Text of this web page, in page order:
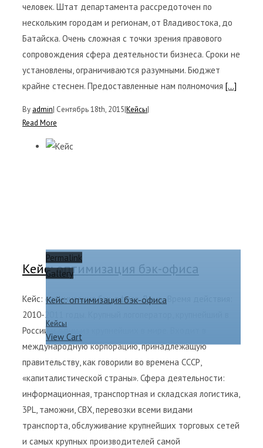
человек. Штат департамента рассредоточен по
нескольким городам и регионам, от Владивостока, до
Батайска. Очень сложная с точки зрения правового
сопровождения сфера деятельности бизнеса. Сроки не
установлены, ограничиваются разумными. Бюджет
крайне стеснен. Предоставленные нам полномочия [...]
By admin| Сентябрь 18th, 2015|Кейсы|
Read More
Permalink
Gallery
Кейс: оптимизация бэк-офиса
Кейсы
View Cart
Кейс: оптимизация бэк-офиса
Кейс: оптимизация бэк-офиса Дано: Время действия:
2010-2011 годы. Крупный логоператор, крупнейший в
России и один из крупнейших в мире. Входит в
международную корпорацию, принадлежащую
правительству, как говорили во времена СССР,
«капиталистической страны». Сфера деятельности:
информационная, транспортная и складская логистика,
3PL, таможни, СВХ, перевозки всеми видами
транспорта, обслуживание крупнейших торговых сетей
и самых крупных производителей самой